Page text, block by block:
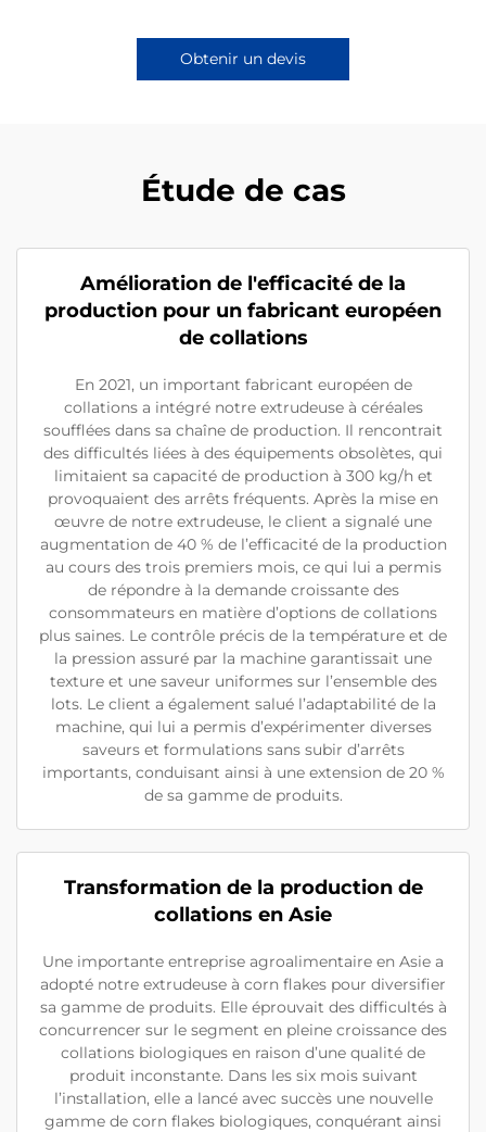
Obtenir un devis
Étude de cas
Amélioration de l'efficacité de la
production pour un fabricant européen
de collations
En 2021, un important fabricant européen de
collations a intégré notre extrudeuse à céréales
soufflées dans sa chaîne de production. Il rencontrait
des difficultés liées à des équipements obsolètes, qui
limitaient sa capacité de production à 300 kg/h et
provoquaient des arrêts fréquents. Après la mise en
œuvre de notre extrudeuse, le client a signalé une
augmentation de 40 % de l’efficacité de la production
au cours des trois premiers mois, ce qui lui a permis
de répondre à la demande croissante des
consommateurs en matière d’options de collations
plus saines. Le contrôle précis de la température et de
la pression assuré par la machine garantissait une
texture et une saveur uniformes sur l’ensemble des
lots. Le client a également salué l’adaptabilité de la
machine, qui lui a permis d’expérimenter diverses
saveurs et formulations sans subir d’arrêts
importants, conduisant ainsi à une extension de 20 %
de sa gamme de produits.
Transformation de la production de
collations en Asie
Une importante entreprise agroalimentaire en Asie a
adopté notre extrudeuse à corn flakes pour diversifier
sa gamme de produits. Elle éprouvait des difficultés à
concurrencer sur le segment en pleine croissance des
collations biologiques en raison d’une qualité de
produit inconstante. Dans les six mois suivant
l’installation, elle a lancé avec succès une nouvelle
gamme de corn flakes biologiques, conquérant ainsi